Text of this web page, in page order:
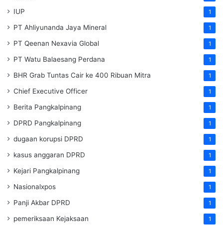
IUP 1
PT Ahliyunanda Jaya Mineral 1
PT Qeenan Nexavia Global 1
PT Watu Balaesang Perdana 1
BHR Grab Tuntas Cair ke 400 Ribuan Mitra 1
Chief Executive Officer 1
Berita Pangkalpinang 1
DPRD Pangkalpinang 1
dugaan korupsi DPRD 1
kasus anggaran DPRD 1
Kejari Pangkalpinang 1
Nasionalxpos 1
Panji Akbar DPRD 1
pemeriksaan Kejaksaan 1